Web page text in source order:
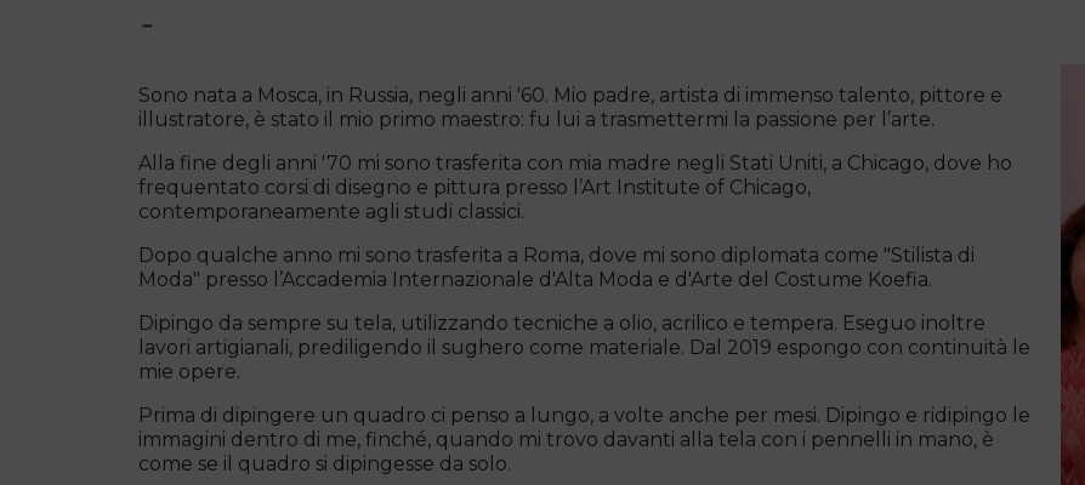
-
Sono nata a Mosca, in Russia, negli anni '60. Mio padre, artista di immenso talento, pittore e
illustratore, è stato il mio primo maestro: fu lui a trasmettermi la passione per l’arte.
Alla fine degli anni '70 mi sono trasferita con mia madre negli Stati Uniti, a Chicago, dove ho
frequentato corsi di disegno e pittura presso l’Art Institute of Chicago,
contemporaneamente agli studi classici.
Dopo qualche anno mi sono trasferita a Roma, dove mi sono diplomata come "Stilista di
Moda" presso l’Accademia Internazionale d'Alta Moda e d'Arte del Costume Koefia.
Dipingo da sempre su tela, utilizzando tecniche a olio, acrilico e tempera. Eseguo inoltre
lavori artigianali, prediligendo il sughero come materiale. Dal 2019 espongo con continuità le
mie opere.
Prima di dipingere un quadro ci penso a lungo, a volte anche per mesi. Dipingo e ridipingo le
immagini dentro di me, finché, quando mi trovo davanti alla tela con i pennelli in mano, è
come se il quadro si dipingesse da solo.